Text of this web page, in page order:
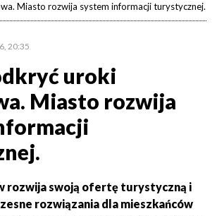
Miasto rozwija system informacji turystycznej.
20:35
uroki
Miasto rozwija
rozwija swoją ofertę turystyczną i
rozwiązania dla mieszkańców